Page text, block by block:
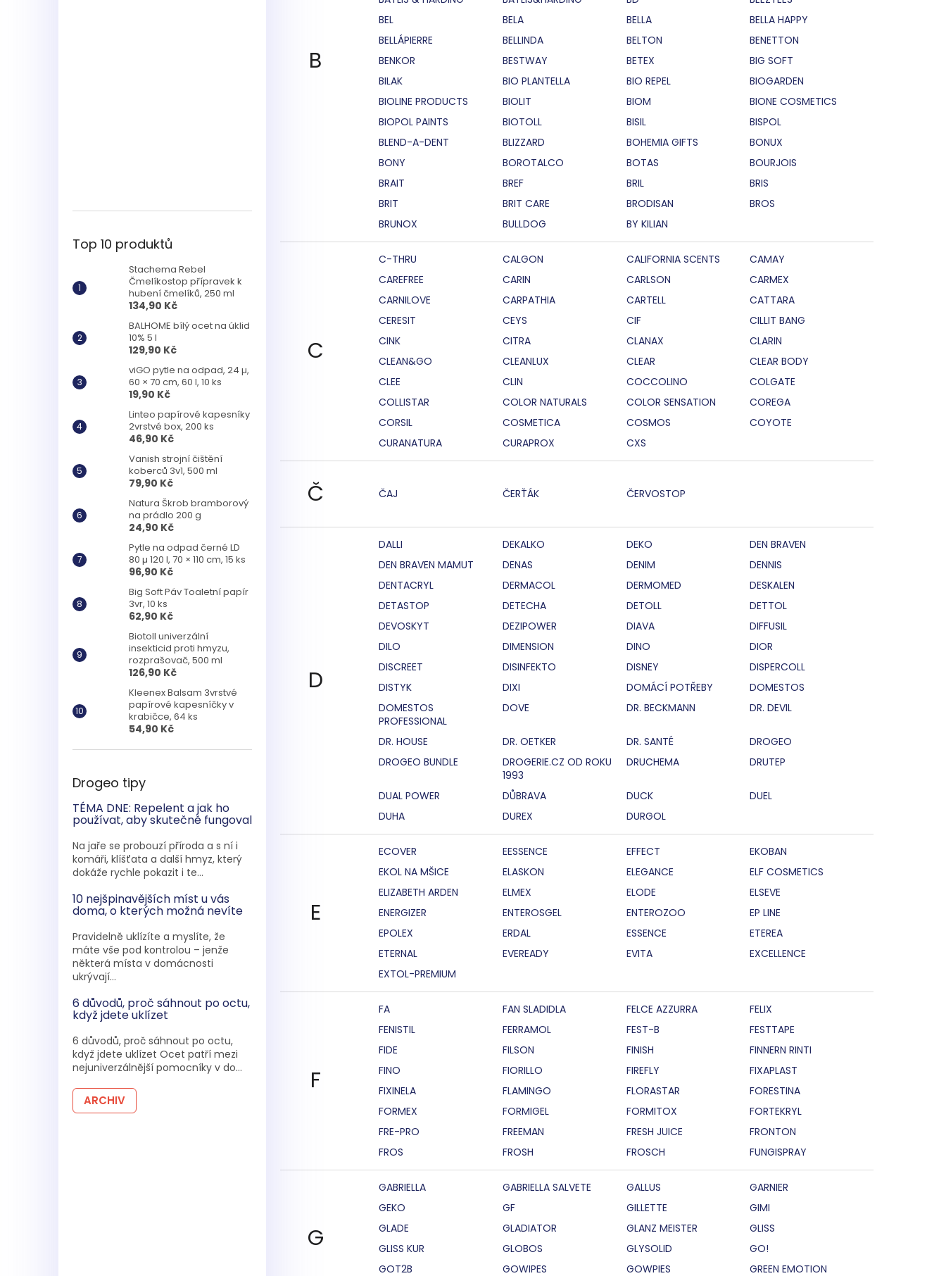
Top 10 produktů
Stachema Rebel
Čmelíkostop přípravek k
hubení čmelíků, 250 ml
134,90 Kč
BALHOME bílý ocet na úklid
10% 5 l
129,90 Kč
viGO pytle na odpad, 24 µ,
60 × 70 cm, 60 l, 10 ks
19,90 Kč
Linteo papírové kapesníky
2vrstvé box, 200 ks
46,90 Kč
Vanish strojní čištění
koberců 3v1, 500 ml
79,90 Kč
Natura Škrob bramborový
na prádlo 200 g
24,90 Kč
Pytle na odpad černé LD
80 µ 120 l, 70 × 110 cm, 15 ks
96,90 Kč
Big Soft Páv Toaletní papír
3vr, 10 ks
62,90 Kč
Biotoll univerzální
insekticid proti hmyzu,
rozprašovač, 500 ml
126,90 Kč
Kleenex Balsam 3vrstvé
papírové kapesníčky v
krabičce, 64 ks
54,90 Kč
Drogeo tipy
TÉMA DNE: Repelent a jak ho
používat, aby skutečně fungoval
Na jaře se probouzí příroda a s ní i
komáři, klíšťata a další hmyz, který
dokáže rychle pokazit i te...
10 nejšpinavějších míst u vás
doma, o kterých možná nevíte
Pravidelně uklízíte a myslíte, že
máte vše pod kontrolou – jenže
některá místa v domácnosti
ukrývají...
6 důvodů, proč sáhnout po octu,
když jdete uklízet
6 důvodů, proč sáhnout po octu,
když jdete uklízet Ocet patří mezi
nejuniverzálnější pomocníky v do...
ARCHIV
B
BEL
BELA BELLA
BELLA HAPPY
BELLÁPIERRE
BELLINDA BELTON
BENETTON
BENKOR
BESTWAY BETEX
BIG SOFT
BILAK
BIO PLANTELLA BIO REPEL
BIOGARDEN
BIOLINE PRODUCTS
BIOLIT BIOM
BIONE COSMETICS
BIOPOL PAINTS
BIOTOLL BISIL
BISPOL
BLEND-A-DENT
BLIZZARD BOHEMIA GIFTS
BONUX
BONY
BOROTALCO BOTAS
BOURJOIS
BRAIT
BREF BRIL
BRIS
BRIT
BRIT CARE BRODISAN
BROS
BRUNOX
BULLDOG BY KILIAN
C
C-THRU CALGON CALIFORNIA SCENTS
CAMAY
CAREFREE
CARIN CARLSON
CARMEX
CARNILOVE
CARPATHIA CARTELL
CATTARA
CERESIT
CEYS CIF
CILLIT BANG
CINK
CITRA CLANAX
CLARIN
CLEAN&GO
CLEANLUX CLEAR
CLEAR BODY
CLEE
CLIN COCCOLINO
COLGATE
COLLISTAR
COLOR NATURALS COLOR SENSATION
COREGA
CORSIL
COSMETICA COSMOS
COYOTE
CURANATURA
CURAPROX CXS
Č ČAJ ČERŤÁK ČERVOSTOP
D
DALLI DEKALKO DEKO
DEN BRAVEN
DEN BRAVEN MAMUT
DENAS DENIM
DENNIS
DENTACRYL
DERMACOL DERMOMED
DESKALEN
DETASTOP
DETECHA DETOLL
DETTOL
DEVOSKYT
DEZIPOWER DIAVA
DIFFUSIL
DILO
DIMENSION DINO
DIOR
DISCREET
DISINFEKTO DISNEY
DISPERCOLL
DISTYK
DIXI DOMÁCÍ POTŘEBY
DOMESTOS
DOMESTOS
PROFESSIONAL
DOVE DR. BECKMANN DR. DEVIL
DR. HOUSE DR. OETKER DR. SANTÉ
DROGEO
DROGEO BUNDLE
DROGERIE.CZ OD ROKU
1993
DRUCHEMA DRUTEP
DUAL POWER DŮBRAVA DUCK
DUEL
DUHA
DUREX DURGOL
E
ECOVER EESSENCE EFFECT
EKOBAN
EKOL NA MŠICE
ELASKON ELEGANCE
ELF COSMETICS
ELIZABETH ARDEN
ELMEX ELODE
ELSEVE
ENERGIZER
ENTEROSGEL ENTEROZOO
EP LINE
EPOLEX
ERDAL ESSENCE
ETEREA
ETERNAL
EVEREADY EVITA
EXCELLENCE
EXTOL-PREMIUM
F
FA FAN SLADIDLA FELCE AZZURRA
FELIX
FENISTIL
FERRAMOL FEST-B
FESTTAPE
FIDE
FILSON FINISH
FINNERN RINTI
FINO
FIORILLO FIREFLY
FIXAPLAST
FIXINELA
FLAMINGO FLORASTAR
FORESTINA
FORMEX
FORMIGEL FORMITOX
FORTEKRYL
FRE-PRO
FREEMAN FRESH JUICE
FRONTON
FROS
FROSH FROSCH FUNGISPRAY
G
GABRIELLA GABRIELLA SALVETE GALLUS
GARNIER
GEKO
GF GILLETTE
GIMI
GLADE
GLADIATOR GLANZ MEISTER
GLISS
GLISS KUR
GLOBOS GLYSOLID
GO!
GOT2B
GOWIPES GOWPIES GREEN EMOTION